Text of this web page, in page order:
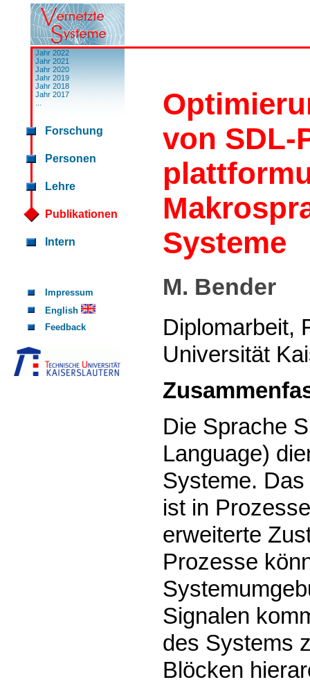
Jahr 2022
Jahr 2021
Jahr 2020
Jahr 2019
Jahr 2018
Jahr 2017
Forschung
Personen
Lehre
Publikationen
Intern
Impressum
English
Feedback
von SDL-
Systeme
M. Bender
Diplomarbeit,
Universität
Die Sprache
Language)
Systeme.
ist in
erweiterte
Prozesse
Signalen
des Systems
Blöcken